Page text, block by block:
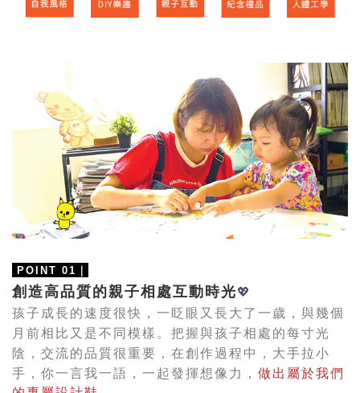
POINT 01 ｜
創造高品質的親子相處互動時光💖
孩子成長的速度很快，一眨眼又長大了一歲，與幾個
月前相比又是不同模樣。把握與孩子相處的每寸光
陰，交流的品質很重要，在創作過程中，大手拉小
手，你一言我一語，一起發揮想像力， 做出屬於我們